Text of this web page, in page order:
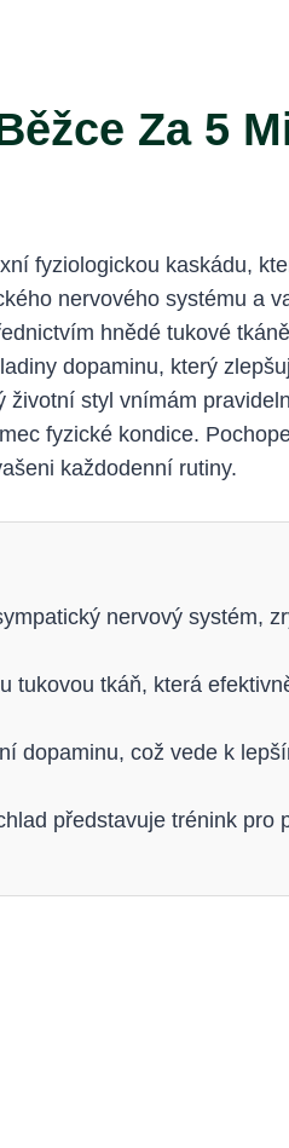
Za 5
fyziologickou kaskádu,
nervového systému a
hnědé tukové
dopaminu, který
styl vnímám
fyzické kondice.
každodenní rutiny.
nervový systém,
tukovou tkáň, která
dopaminu, což vede k
představuje trénink